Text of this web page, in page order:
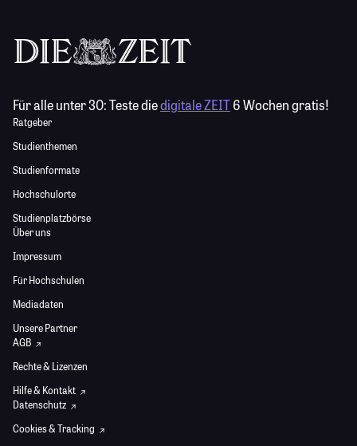
Für alle unter 30:Teste diedigitale ZEIT6 Wochen gratis!
Ratgeber
Studienthemen
Studienformate
Hochschulorte
Studienplatzbörse
Über uns
Impressum
Für Hochschulen
Mediadaten
Unsere Partner
AGB
Rechte & Lizenzen
Hilfe & Kontakt
Datenschutz
Cookies & Tracking